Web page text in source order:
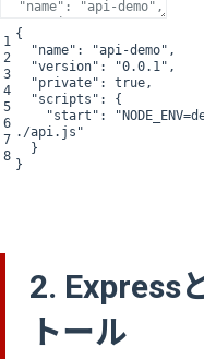
1
2
3
4
5
6
7
8
{
"name" : "api-demo" ,
"version" : "0.0.1" ,
"private" : true ,
"scripts" :
{
"start" :
./api.js"
}
}
2. Express
トール